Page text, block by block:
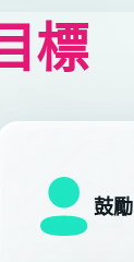
標
鼓